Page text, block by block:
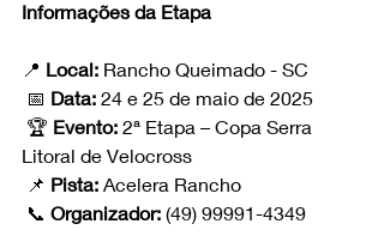
Informações da Etapa
📍 Local: Rancho Queimado - SC
📅 Data: 24 e 25 de maio de 2025
🏆 Evento: 2ª Etapa – Copa Serra
Litoral de Velocross
📌 Pista: Acelera Rancho
📞 Organizador: (49) 99991-4349